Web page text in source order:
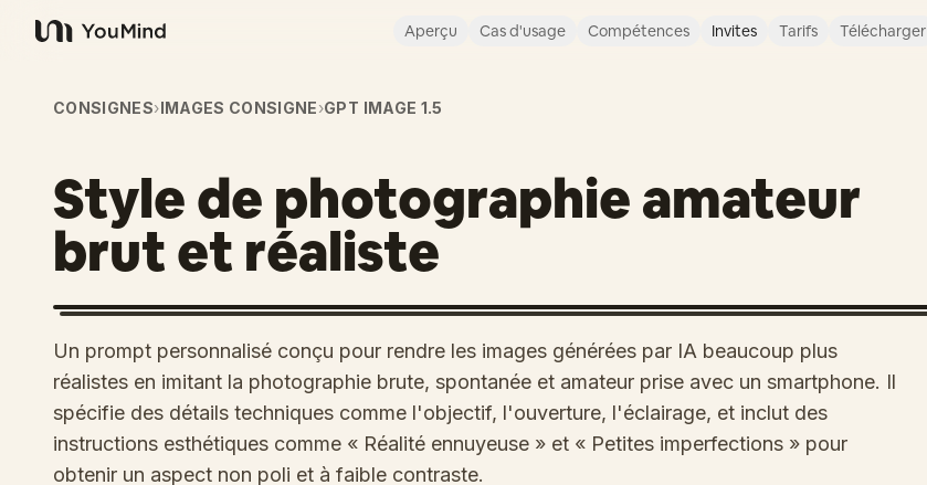
YouMind
Aperçu Cas d'usage Compétences Invites Tarifs Télécharger
CONSIGNES›IMAGES CONSIGNE›GPT IMAGE 1.5
Style de photographie amateur
brut et réaliste
Un prompt personnalisé conçu pour rendre les images générées par IA beaucoup plus
réalistes en imitant la photographie brute, spontanée et amateur prise avec un smartphone. Il
spécifie des détails techniques comme l'objectif, l'ouverture, l'éclairage, et inclut des
instructions esthétiques comme « Réalité ennuyeuse » et « Petites imperfections » pour
obtenir un aspect non poli et à faible contraste.